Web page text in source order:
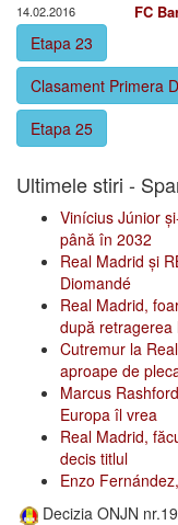
14.02.2016 FC
Etapa 23
Clasament Primera
Etapa 25
Ultimele stiri -
Vinícius Júnior
până în 2032
Real Madrid și
Diomandé
Real Madrid,
după retragerea
Cutremur la
aproape de
Marcus
Europa îl vrea
Real Madrid,
decis titlul
Enzo
Decizia ONJN